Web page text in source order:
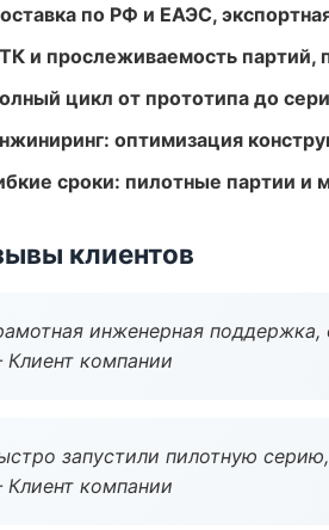
по РФ и ЕАЭС,
и прослеживаемость партий,
цикл от прототипа до
оптимизация
сроки: пилотные партии и
клиентов
инженерная
компании
запустили пилотную
компании